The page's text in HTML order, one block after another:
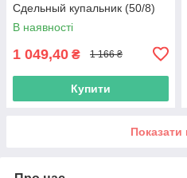
Сдельный купальник (50/8)
В наявності
1 049,40 ₴ 1 166 ₴
Купити
Показати